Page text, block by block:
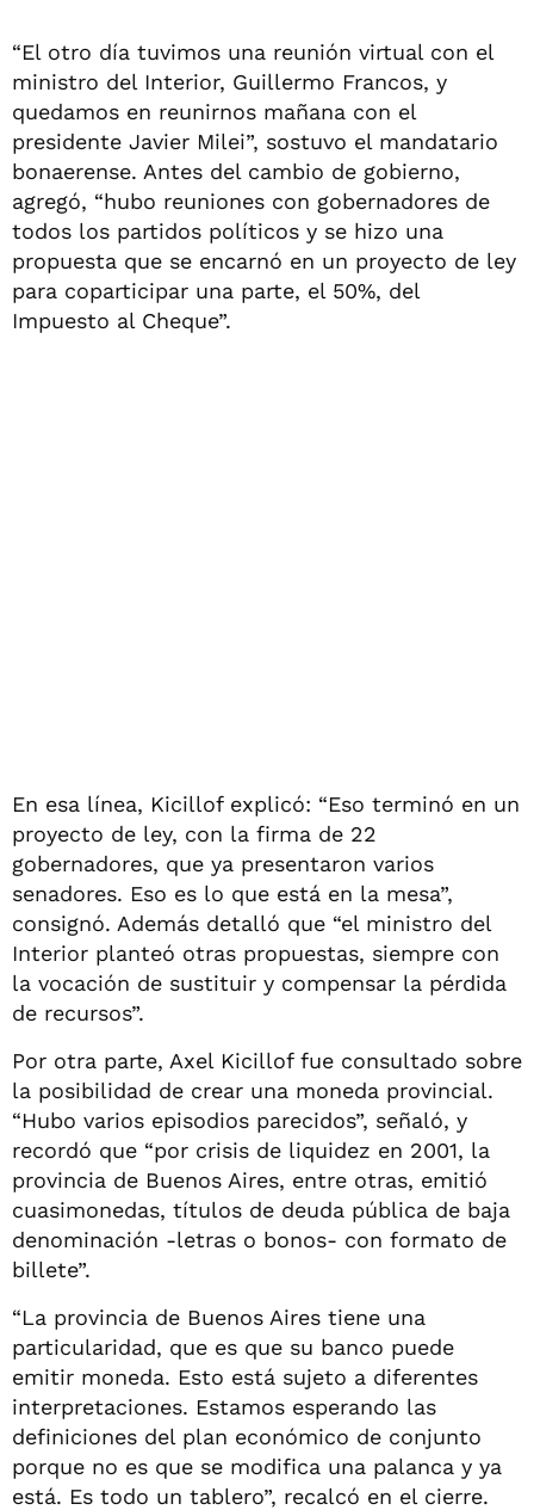
“El otro día tuvimos una reunión virtual con el
ministro del Interior, Guillermo Francos, y
quedamos en reunirnos mañana con el
presidente Javier Milei”, sostuvo el mandatario
bonaerense. Antes del cambio de gobierno,
agregó, “hubo reuniones con gobernadores de
todos los partidos políticos y se hizo una
propuesta que se encarnó en un proyecto de ley
para coparticipar una parte, el 50%, del
Impuesto al Cheque”.
En esa línea, Kicillof explicó: “Eso terminó en un
proyecto de ley, con la firma de 22
gobernadores, que ya presentaron varios
senadores. Eso es lo que está en la mesa”,
consignó. Además detalló que “el ministro del
Interior planteó otras propuestas, siempre con
la vocación de sustituir y compensar la pérdida
de recursos”.
Por otra parte, Axel Kicillof fue consultado sobre
la posibilidad de crear una moneda provincial.
“Hubo varios episodios parecidos”, señaló, y
recordó que “por crisis de liquidez en 2001, la
provincia de Buenos Aires, entre otras, emitió
cuasimonedas, títulos de deuda pública de baja
denominación -letras o bonos- con formato de
billete”.
“La provincia de Buenos Aires tiene una
particularidad, que es que su banco puede
emitir moneda. Esto está sujeto a diferentes
interpretaciones. Estamos esperando las
definiciones del plan económico de conjunto
porque no es que se modifica una palanca y ya
está. Es todo un tablero”, recalcó en el cierre.